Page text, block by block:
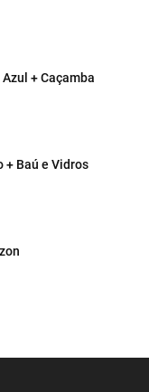
+ Caçamba
+ Baú e Vidros